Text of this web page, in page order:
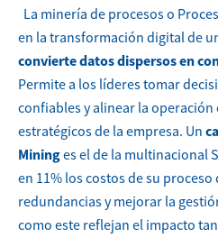
La minería de procesos o
en la transformación digital de
convierte datos dispersos en
Permite a los líderes tomar
confiables y alinear la
estratégicos de la empresa. Un
Mininges el de la multinacional
en 11% los costos de su
redundancias y mejorar la
como este reflejan el impacto